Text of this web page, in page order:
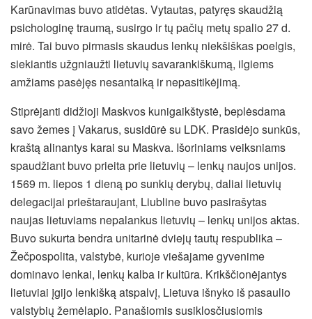
Karūnavimas buvo atidėtas. Vytautas, patyręs skaudžią
psichologinę traumą, susirgo ir tų pačių metų spalio 27 d.
mirė. Tai buvo pirmasis skaudus lenkų niekšiškas poelgis,
siekiantis užgniaužti lietuvių savarankiškumą, ilgiems
amžiams pasėjęs nesantaiką ir nepasitikėjimą.
Stiprėjanti didžioji Maskvos kunigaikštystė, beplėsdama
savo žemes į Vakarus, susidūrė su LDK. Prasidėjo sunkūs,
kraštą alinantys karai su Maskva. Išoriniams veiksniams
spaudžiant buvo prieita prie lietuvių – lenkų naujos unijos.
1569 m. liepos 1 dieną po sunkių derybų, daliai lietuvių
delegacijai prieštaraujant, Liubline buvo pasirašytas
naujas lietuviams nepalankus lietuvių – lenkų unijos aktas.
Buvo sukurta bendra unitarinė dviejų tautų respublika –
Žečpospolita, valstybė, kurioje viešajame gyvenime
dominavo lenkai, lenkų kalba ir kultūra. Krikščionėjantys
lietuviai įgijo lenkišką atspalvį, Lietuva išnyko iš pasaulio
valstybių žemėlapio. Panašiomis susiklosčiusiomis